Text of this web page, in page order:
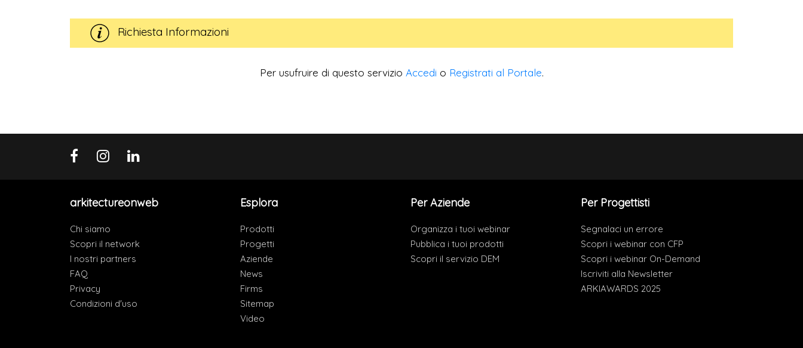
Richiesta Informazioni
Per usufruire di questo servizio Accedi o Registrati al Portale.
arkitectureonweb
Chi siamo
Scopri il network
I nostri partners
FAQ
Privacy
Condizioni d'uso
Esplora
Prodotti
Progetti
Aziende
News
Firms
Sitemap
Video
Per Aziende
Organizza i tuoi webinar
Pubblica i tuoi prodotti
Scopri il servizio DEM
Per Progettisti
Segnalaci un errore
Scopri i webinar con CFP
Scopri i webinar On-Demand
Iscriviti alla Newsletter
ARKIAWARDS 2025